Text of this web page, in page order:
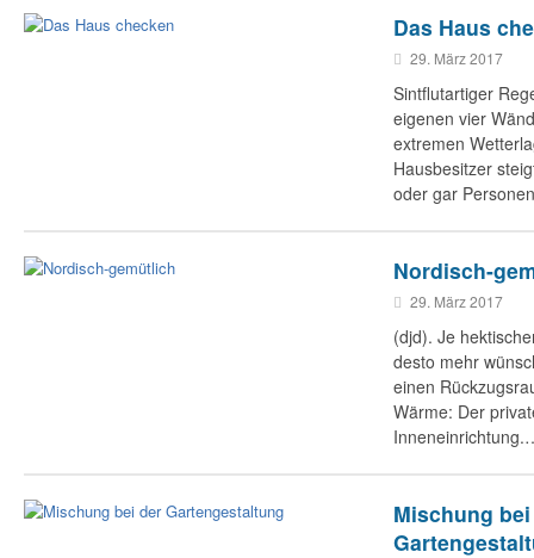
Das Haus
29. März 2017
Sintflutartiger
eigenen vier
extremen
Hausbesitzer
oder gar
Nordisch-
29. März 2017
(djd). Je
desto mehr
einen
Wärme: Der
Mischung